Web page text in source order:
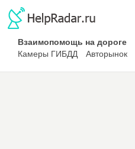
Взаимопомощь на дороге
Камеры ГИБДД
Авторынок